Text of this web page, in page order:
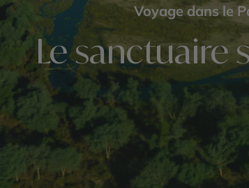
Voyage dans le
Le sanctuaire